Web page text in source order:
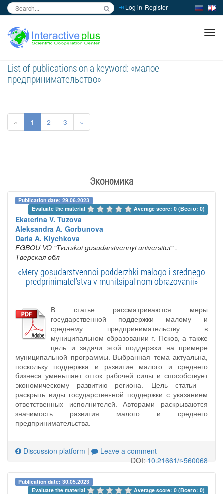
Log in Register
List of publications on a keyword: «малое
предпринимательство»
« 1 2 3 »
Экономика
Publication date: 29.06.2023
Evaluate the material
Average score: 0 (Всего: 0)
Ekaterina V. Tuzova
Aleksandra A. Gorbunova
Daria A. Klychkova
FGBOU VO "Tverskoi gosudarstvennyi universitet" ,
Тверская обл
«Mery gosudarstvennoi podderzhki malogo i srednego
predprinimatel'stva v munitsipal'nom obrazovanii»
В статье рассматриваются меры
государственной поддержки малому и
среднему предпринимательству в
муниципальном образовании г. Псков, а также
цель и задачи этой поддержки на примере
муниципальной программы. Выбранная тема актуальна,
поскольку поддержка и развитие малого и среднего
бизнеса уменьшает отток рабочей силы и способствует
экономическому развитию региона. Цель статьи –
раскрыть виды государственной поддержки с указанием
ответственных исполнителей. Авторами раскрываются
значимость развития малого и среднего
предпринимательства.
Discussion platform |
Leave a comment
DOI:10.21661/r-560068
Publication date: 30.05.2023
Evaluate the material
Average score: 0 (Всего: 0)